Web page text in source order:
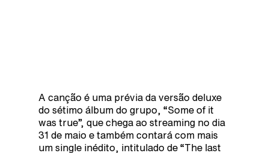
A canção é uma prévia da versão deluxe
do sétimo álbum do grupo, “Some of it
was true”, que chega ao streaming no dia
31 de maio e também contará com mais
um single inédito, intitulado de “The last